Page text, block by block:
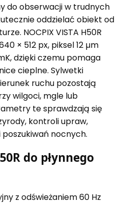
do obserwacji w trudnych
oddzielać obiekt od
NOCPIX VISTA H50R
× 512 px, piksel 12 µm
dzięki czemu pomaga
cieplne. Sylwetki
ruchu pozostają
wilgoci, mgle lub
te sprawdzają się
kontroli upraw,
nocnych.
do płynnego
z odświeżaniem 60 Hz